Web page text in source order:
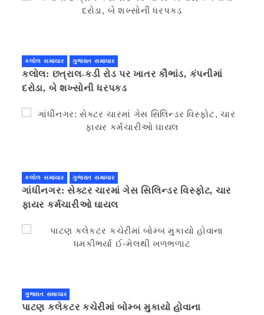
કલોલ સમાચાર ગુજરાત સમાચાર
કલોલ: છત્રાલ-કડી રોડ પર ખાતર કૌભાંડ, કંપનીમાં
દરોડા, બે શખ્સોની ધરપકડ
કલોલ સમાચાર ગુજરાત સમાચાર
ગાંધીનગર: સેક્ટર ચારમાં ગેસ સિલિન્ડર વિસ્ફોટ, ચાર
ફાયર કર્મચારીઓ ઘાયલ
ગુજરાત સમાચાર
પાટણ કલેકટર કચેરીમાં બોમ્બ મુકાયો હોવાના